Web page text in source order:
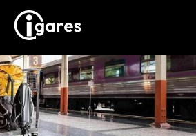
Recherche
Location de voiture
Hôtels